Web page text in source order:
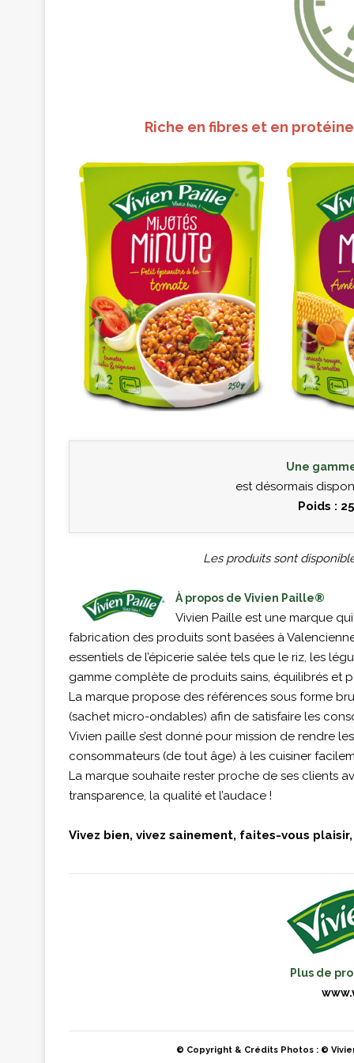
Riche en fibres et en
Une
est désormais
Poids :
Les produits sont
À propos de Vivien Paille®
Vivien Paille est une marque
fabrication des produits sont basées à
essentiels de l’épicerie salée tels que le riz, les
gamme complète de produits sains, équilibrés et
La marque propose des références sous forme
(sachet micro-ondables) afin de satisfaire les
Vivien paille s’est donné pour mission de rendre
consommateurs (de tout âge) à les cuisiner
La marque souhaite rester proche de ses clients
transparence, la qualité et l’audace !
Vivez bien, vivez sainement, faites-vous
Plus de
© Copyright & Crédits Photos : ©